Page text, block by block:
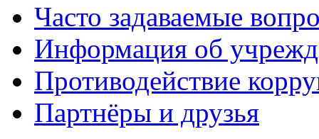
Часто задаваемые
Информация об
Противодействие
Партнёры и друзья